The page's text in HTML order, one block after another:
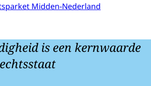
Midden-Nederland
is een kernwaarde